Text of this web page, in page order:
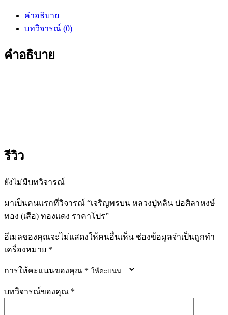
ศิลา
ชิ้น
คำอธิบาย
บทวิจารณ์ (0)
คำอธิบาย
รีวิว
ยังไม่มีบทวิจารณ์
มาเป็นคนแรกที่วิจารณ์ “เจริญพรบน หลวงปู่หลิน บ่อศิลาหงษ์
ทอง (เสือ) ทองแดง ราคาโปร”
อีเมลของคุณจะไม่แสดงให้คนอื่นเห็น ช่องข้อมูลจำเป็นถูกทำ
เครื่องหมาย *
การให้คะแนนของคุณ *
บทวิจารณ์ของคุณ *